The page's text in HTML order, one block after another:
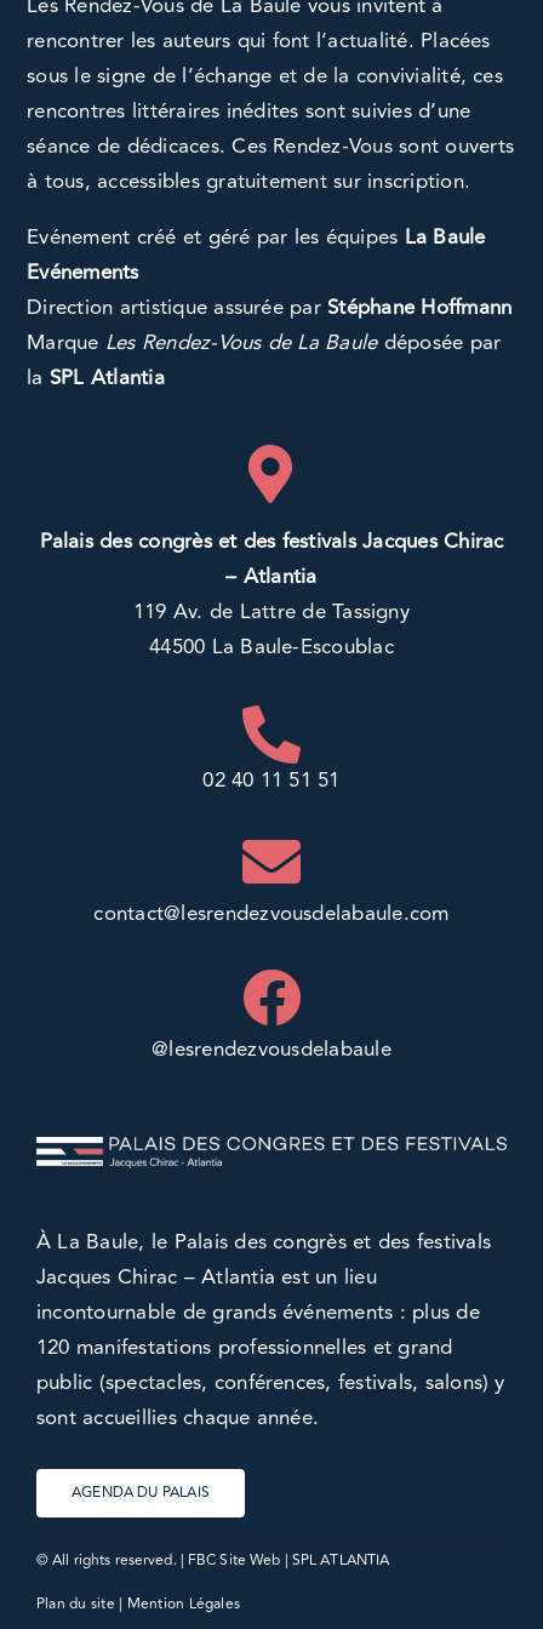
rencontrer les auteurs qui font l’actualité. Placées
sous le signe de l’échange et de la convivialité, ces
rencontres littéraires inédites sont suivies d’une
séance de dédicaces. Ces Rendez-Vous sont ouverts
à tous, accessibles gratuitement sur inscription.
Evénement créé et géré par les équipes La Baule
Evénements
Direction artistique assurée parStéphane Hoffmann
Marque Les Rendez-Vous de La Bauledéposée par
la SPL Atlantia
Palais des congrès et des festivals Jacques Chirac
– Atlantia
119 Av. de Lattre de Tassigny
44500 La Baule-Escoublac
02 40 11 51 51
contact@lesrendezvousdelabaule.com
@lesrendezvousdelabaule
À La Baule, le Palais des congrès et des festivals
Jacques Chirac – Atlantia est un lieu
incontournable de grands événements : plus de
120 manifestations professionnelles et grand
public (spectacles, conférences, festivals, salons) y
sont accueillies chaque année.
AGENDA DU PALAIS
© All rights reserved. | FBC Site Web | SPL ATLANTIA
Plan du site | Mention Légales